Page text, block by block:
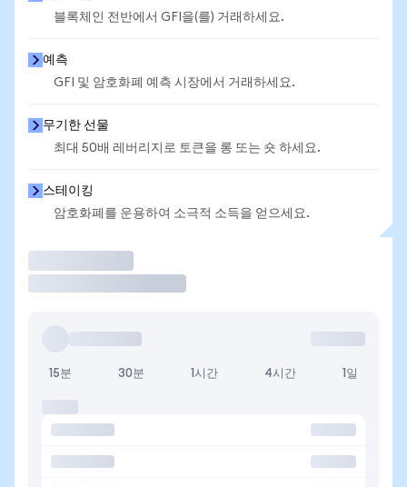
블록체인 전반에서 GFI을(를) 거래하세요.
예측
GFI 및 암호화폐 예측 시장에서 거래하세요.
무기한 선물
최대 50배 레버리지로 토큰을 롱 또는 숏 하세요.
스테이킹
암호화폐를 운용하여 소극적 소득을 얻으세요.
15분 30분 1시간 4시간 1일